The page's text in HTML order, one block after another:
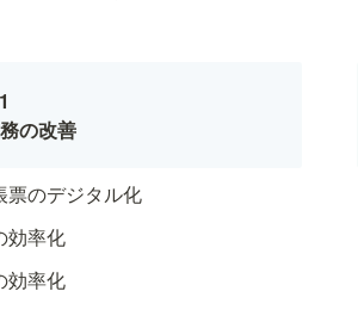
の改善
票のデジタル化
効率化
効率化